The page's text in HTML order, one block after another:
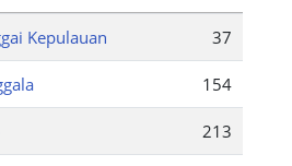
Kepulauan 37
154
213